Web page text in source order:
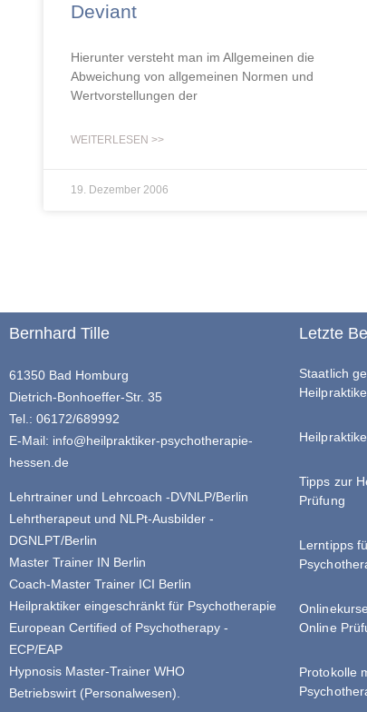
Deviant
Hierunter versteht man im Allgemeinen die
Abweichung von allgemeinen Normen und
Wertvorstellungen der
WEITERLESEN >>
19. Dezember 2006
Bernhard Tille
61350 Bad Homburg
Dietrich-Bonhoeffer-Str. 35
Tel.: 06172/689992
E-Mail: info@heilpraktiker-psychotherapie-
hessen.de
Lehrtrainer und Lehrcoach -DVNLP/Berlin
Lehrtherapeut und NLPt-Ausbilder -
DGNLPT/Berlin
Master Trainer IN Berlin
Coach-Master Trainer ICI Berlin
Heilpraktiker eingeschränkt für Psychotherapie
European Certified of Psychotherapy -
ECP/EAP
Hypnosis Master-Trainer WHO
Betriebswirt (Personalwesen).
Letzte
Staatlich
Tipps zur
Prüfung
Lerntipps
Online
Protokolle